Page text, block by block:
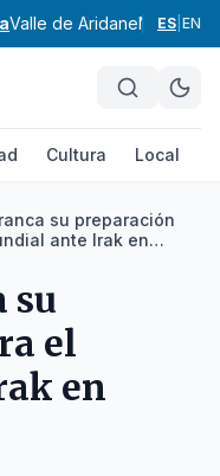
Valle de AridaneNoroeste
ES EN
Cultura Local
su preparación
ante Irak en
su
el
en